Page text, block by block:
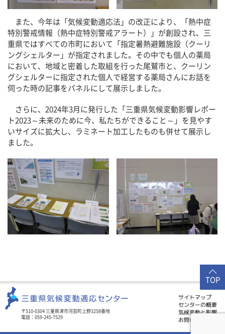
また、今年は「気候変動適応法」の改正により、「熱中症
特別警戒情報（熱中症特別警戒アラート）」が創設され、三
重県ではすべての市町において「指定暑熱避難施設（クーリ
ングシェルター」が指定されました。その中でも個人の薬局
において、地域と密着した取組を行った尾鷲市と、クーリン
グシェルターに指定された個人で経営する薬局さんにお話を
伺った時の記事をパネルにして展示しました。
さらに、2024年3月に発行した「三重県気候変動影響レポー
ト2023～未来のために今、私たちができること～」を見やす
いサイズに拡大し、ラミネート加工したものも併せて展示し
ました。
TOP
〒510-0304 三重県津市河芸町上野3258番地
電話：059-245-7529
サイトマップ
センターの概要
気候変動と影響
お問い合わせ